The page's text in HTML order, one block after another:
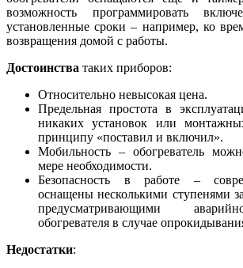
возможность программировать
установленные сроки – например, ко
возвращения домой с работы.
Достоинства таких приборов:
Относительно невысокая цена.
Предельная простота в
никаких установок или
принципу «поставил и включил».
Мобильность – обогреватель
мере необходимости.
Безопасность в работе –
оснащены несколькими ступенями
предусматривающими
обогревателя в случае
Недостатки: